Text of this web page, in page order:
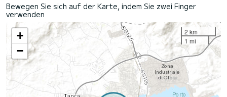
Bewegen Sie sich auf der Karte, indem Sie zwei Finger
verwenden
+
−
2 km
1 mi